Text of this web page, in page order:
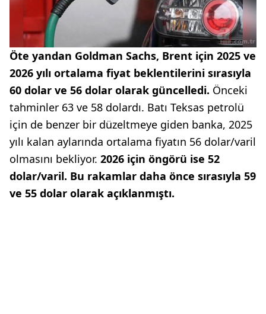
Öte yandan Goldman Sachs, Brent için 2025 ve
2026 yılı ortalama fiyat beklentilerini sırasıyla
60 dolar ve 56 dolar olarak güncelledi. Önceki
tahminler 63 ve 58 dolardı. Batı Teksas petrolü
için de benzer bir düzeltmeye giden banka, 2025
yılı kalan aylarında ortalama fiyatın 56 dolar/varil
olmasını bekliyor. 2026 için öngörü ise 52
dolar/varil. Bu rakamlar daha önce sırasıyla 59
ve 55 dolar olarak açıklanmıştı.